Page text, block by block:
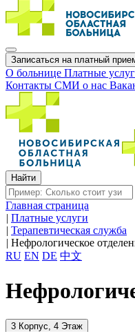
Записаться на платный
О больнице Платные
Контакты СМИ о нас
Главная страница
| Платные услуги
| Терапевтическая служба
| Нефрологическое
RU EN DE 中文
3 Корпус, 4 Этаж